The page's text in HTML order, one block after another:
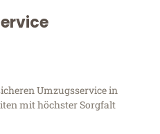
Umzugsservice in
mit höchster Sorgfalt